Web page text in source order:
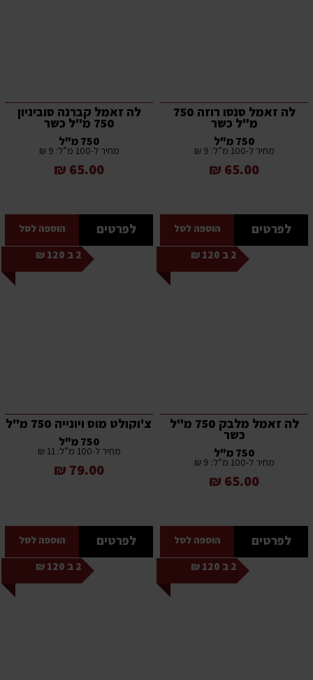
לה זאמל סנסו רוזה 750
מ"ל כשר
750 מ"ל
מחיר ל-100 מ”ל: 9 ₪
65.00 ₪
לפרטים הוספה לסל
לה זאמל קברנה סוביניון
750 מ"ל כשר
750 מ"ל
מחיר ל-100 מ”ל: 9 ₪
65.00 ₪
לפרטים הוספה לסל
2 ב 120 ₪
לה זאמל מלבק 750 מ"ל
כשר
750 מ"ל
מחיר ל-100 מ”ל: 9 ₪
65.00 ₪
לפרטים הוספה לסל
2 ב 120 ₪
צ'וקולט מוס ויונייה 750 מ"ל
750 מ"ל
מחיר ל-100 מ”ל: 11 ₪
79.00 ₪
לפרטים הוספה לסל
2 ב 120 ₪ 2 ב 120 ₪